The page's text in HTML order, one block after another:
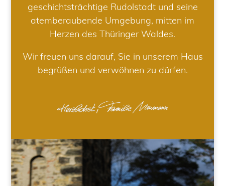
geschichtsträchtige Rudolstadt und seine
atemberaubende Umgebung, mitten im
Herzen des Thüringer Waldes.
Wir freuen uns darauf, Sie in unserem Haus
begrüßen und verwöhnen zu dürfen.